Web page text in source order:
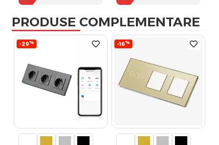
PRODUSE COMPLEMENTARE
-29% -16%